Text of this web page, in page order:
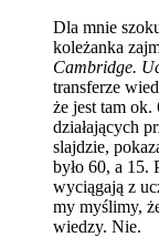
Dla mnie
koleżanka
Cambridge.
transferze
że jest tam ok.
działających
slajdzie,
było 60, a 15.
wyciągają z
my myślimy,
wiedzy. Nie.